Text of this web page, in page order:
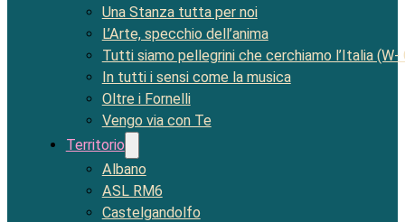
Una Stanza tutta per noi
L’Arte, specchio dell’anima
Tutti siamo pellegrini che cerchiamo l’Italia (W-
In tutti i sensi come la musica
Oltre i Fornelli
Vengo via con Te
Territorio
Albano
ASL RM6
Castelgandolfo